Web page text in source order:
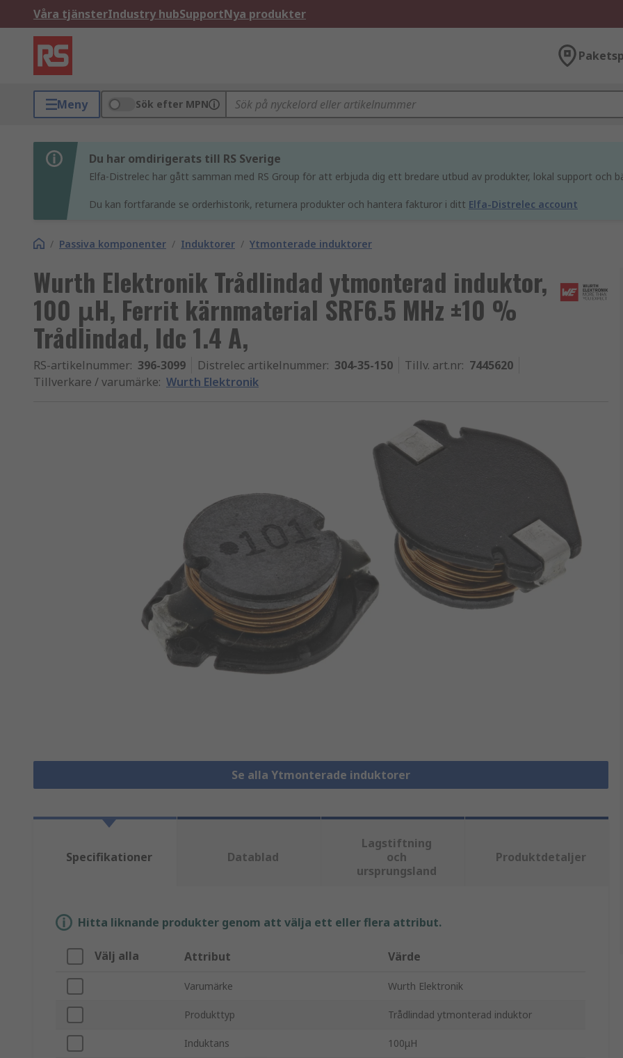
Våra tjänsterIndustry hubSupportNya produkter
Meny Sök efter MPN
Du har omdirigerats till RS Sverige
Elfa-Distrelec har gått samman med RS Group för att erbjuda dig ett bredare utbud av produkter, lokal support och
Du kan fortfarande se orderhistorik, returnera produkter och hantera fakturor i ditt Elfa-Distrelec account
/ Passiva komponenter / Induktorer / Ytmonterade induktorer
Wurth Elektronik Trådlindad ytmonterad induktor,
100 μH, Ferrit kärnmaterial SRF6.5 MHz ±10 %
Trådlindad, Idc 1.4 A,
RS-artikelnummer: 396-3099 Distrelec artikelnummer: 304-35-150 Tillv. art.nr: 7445620
Tillverkare / varumärke: Wurth Elektronik
Se alla Ytmonterade induktorer
Specifikationer Datablad
Lagstiftning
och
ursprungsland
Produktdetaljer
Hitta liknande produkter genom att välja ett eller flera attribut.
Välj alla Attribut Värde
Varumärke Wurth Elektronik
Produkttyp Trådlindad ytmonterad induktor
Induktans 100μH